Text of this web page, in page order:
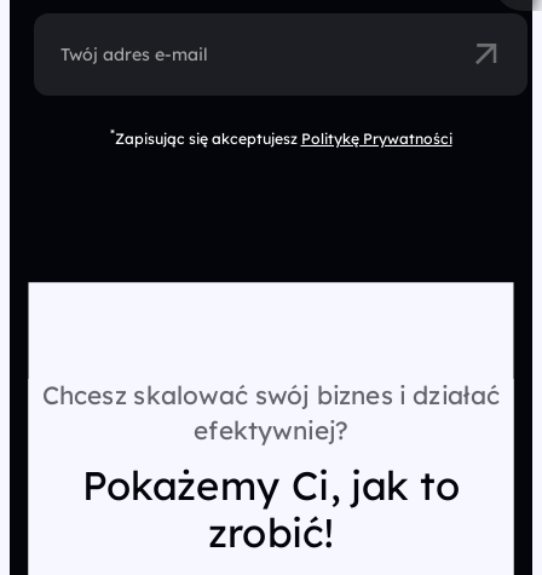
Twój adres e-mail
*Zapisując się akceptujesz Politykę Prywatności
Chcesz skalować swój biznes i działać
efektywniej?
Pokażemy Ci, jak to
zrobić!